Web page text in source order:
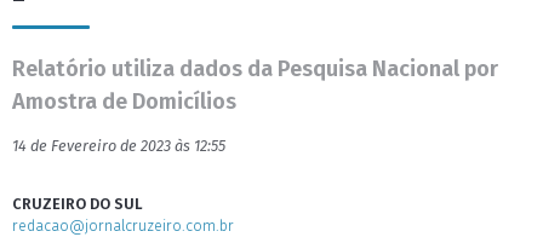
Relatório utiliza dados da Pesquisa Nacional por
Amostra de Domicílios
14 de Fevereiro de 2023 às 12:55
CRUZEIRO DO SUL
redacao@jornalcruzeiro.com.br